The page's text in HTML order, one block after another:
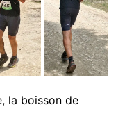
la boisson de